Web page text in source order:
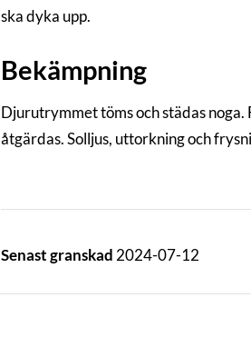
ska dyka upp.
Bekämpning
Djurutrymmet töms och städas
åtgärdas. Solljus, uttorkning och
Senast granskad 2024-07-12